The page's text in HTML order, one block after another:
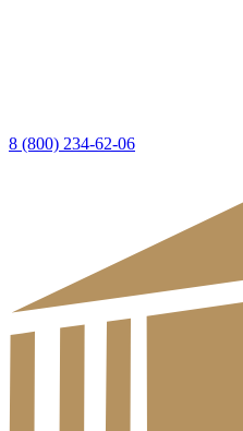
8 (800) 234-62-06